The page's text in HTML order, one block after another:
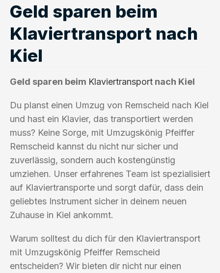
Geld sparen beim
Klaviertransport nach
Kiel
Geld sparen beim Klaviertransport nach Kiel
Du planst einen Umzug von Remscheid nach Kiel
und hast ein Klavier, das transportiert werden
muss? Keine Sorge, mit Umzugskönig Pfeiffer
Remscheid kannst du nicht nur sicher und
zuverlässig, sondern auch kostengünstig
umziehen. Unser erfahrenes Team ist spezialisiert
auf Klaviertransporte und sorgt dafür, dass dein
geliebtes Instrument sicher in deinem neuen
Zuhause in Kiel ankommt.
Warum solltest du dich für den Klaviertransport
mit Umzugskönig Pfeiffer Remscheid
entscheiden? Wir bieten dir nicht nur einen